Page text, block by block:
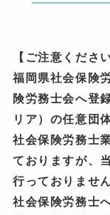
【ご注意ください
福岡県社会保険
険労務士会へ登
リア）の任意団
社会保険労務士
ておりますが、
行っておりません
社会保険労務士